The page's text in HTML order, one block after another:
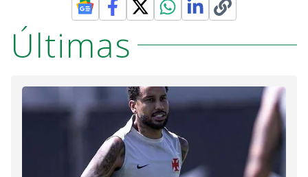
Últimas